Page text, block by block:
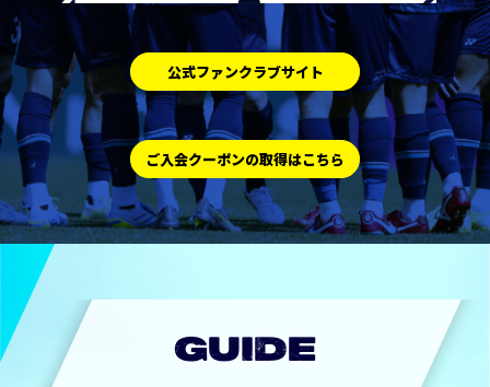
公式ファンクラブサイト
ご入会クーポンの取得はこちら
GUIDE